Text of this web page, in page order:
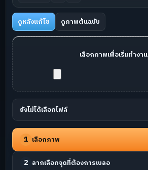
ดูหลังแก้ไข ดูภาพต้นฉบับ
เลือกภาพเพื่อเริ่มทำงาน
ยังไม่ได้เลือกไฟล์
1 เลือกภาพ
2 ลากเลือกจุดที่ต้องการเบลอ